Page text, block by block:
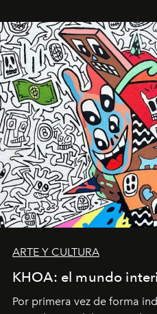
ARTE Y CULTURA
KHOA: el mundo
Por primera vez de forma